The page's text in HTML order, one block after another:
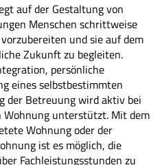
auf der Gestaltung von
Menschen schrittweise
und sie auf dem
Zukunft zu begleiten.
persönliche
eines selbstbestimmten
der Betreuung wird aktiv bei
Wohnung unterstützt. Mit dem
Wohnung oder der
ist es möglich, die
Fachleistungsstunden zu